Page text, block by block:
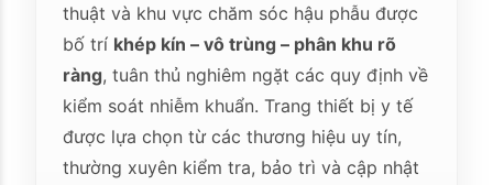
thuật và khu vực chăm sóc hậu phẫu được
bố trí khép kín – vô trùng – phân khu rõ
ràng, tuân thủ nghiêm ngặt các quy định về
kiểm soát nhiễm khuẩn. Trang thiết bị y tế
được lựa chọn từ các thương hiệu uy tín,
thường xuyên kiểm tra, bảo trì và cập nhật